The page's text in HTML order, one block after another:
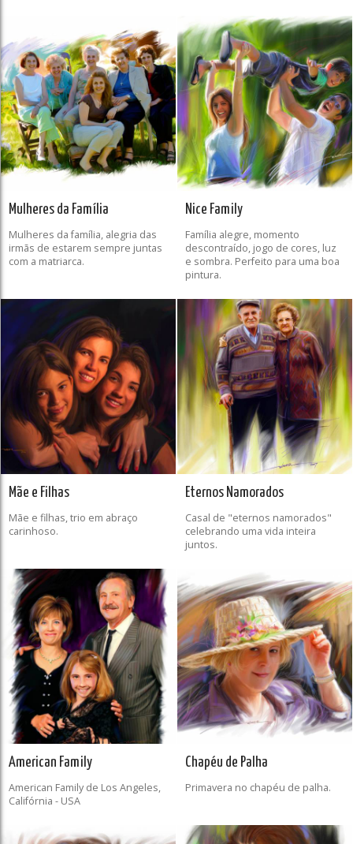
Mulheres da Família
Mulheres da família, alegria das
irmãs de estarem sempre juntas
com a matriarca.
Nice Family
Família alegre, momento
descontraído, jogo de cores, luz
e sombra. Perfeito para uma boa
pintura.
Mãe e Filhas
Mãe e filhas, trio em abraço
carinhoso.
Eternos Namorados
Casal de "eternos namorados"
celebrando uma vida inteira
juntos.
American Family
American Family de Los Angeles,
Califórnia - USA
Chapéu de Palha
Primavera no chapéu de palha.